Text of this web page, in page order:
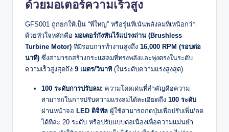
ด้วยมอเตอร์ความเร็วสูง
GFS001 ถูกยกให้เป็น “พี่ใหญ่” หรือรุ่นที่เน้นพลังลมที่เหนือกว่า
ด้วยหัวใจหลักคือ มอเตอร์กังหันไร้แปรงถ่าน (Brushless
Turbine Motor) ที่มีรอบการทำงานสูงถึง 16,000 RPM (รอบต่อ
นาที) ซึ่งสามารถสร้างกระแสลมที่ทรงพลังและพุ่งตรงในระดับ
ความเร็วสูงสุดถึง 9 เมตร/วินาที(ในระดับความแรงสูงสุด)
100 ระดับการปรับลม: ความโดดเด่นที่สำคัญคือความ
สามารถในการปรับความแรงลมได้ละเอียดถึง 100 ระดับ
ผ่านหน้าจอ LED ดิจิทัล ผู้ใช้สามารถกดปุ่มเพื่อปรับเพิ่ม/ลด
ได้ทีละ 20 ระดับ หรือปรับแบบต่อเนื่องเพื่อความแม่นยำ